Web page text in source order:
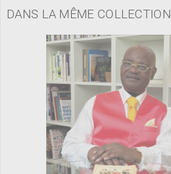
DANS LA MÊME COLLECTION